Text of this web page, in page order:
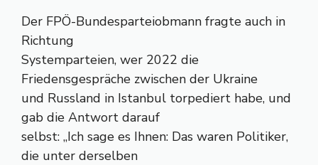
Der FPÖ-Bundesparteiobmann fragte auch in
Richtung
Systemparteien, wer 2022 die
Friedensgespräche zwischen der Ukraine
und Russland in Istanbul torpediert habe, und
gab die Antwort darauf
selbst: „Ich sage es Ihnen: Das waren Politiker,
die unter derselben